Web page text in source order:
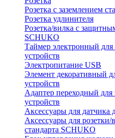
Розетка с заземлением
Розетка удлинителя
Розетка/вилка с
SCHUKO
Таймер электронный для
устройств
Электропитание USB
Элемент декоративный
устройств
Адаптер переходный для
устройств
Аксессуары для датчика
Аксессуары для
стандарта SCHUKO